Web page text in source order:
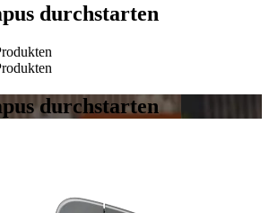
durchstarten
durchstarten